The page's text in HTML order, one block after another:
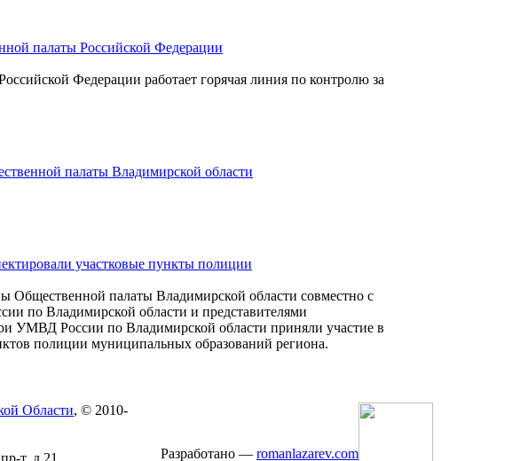
палаты Российской Федерации
Федерации работает горячая линия по контролю за
палаты Владимирской области
участковые пункты полиции
Общественной палаты Владимирской области совместно с
по Владимирской области и представителями
УМВД России по Владимирской области приняли участие в
полиции муниципальных образований региона.
Области, © 2010-
т, д.21, Разработано — romanlazarev.com